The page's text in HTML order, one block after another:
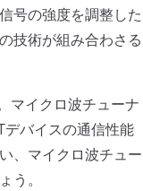
号の強度を調整した
技術が組み合わさる
マイクロ波チューナ
バイスの通信性能
、マイクロ波チュー
う。